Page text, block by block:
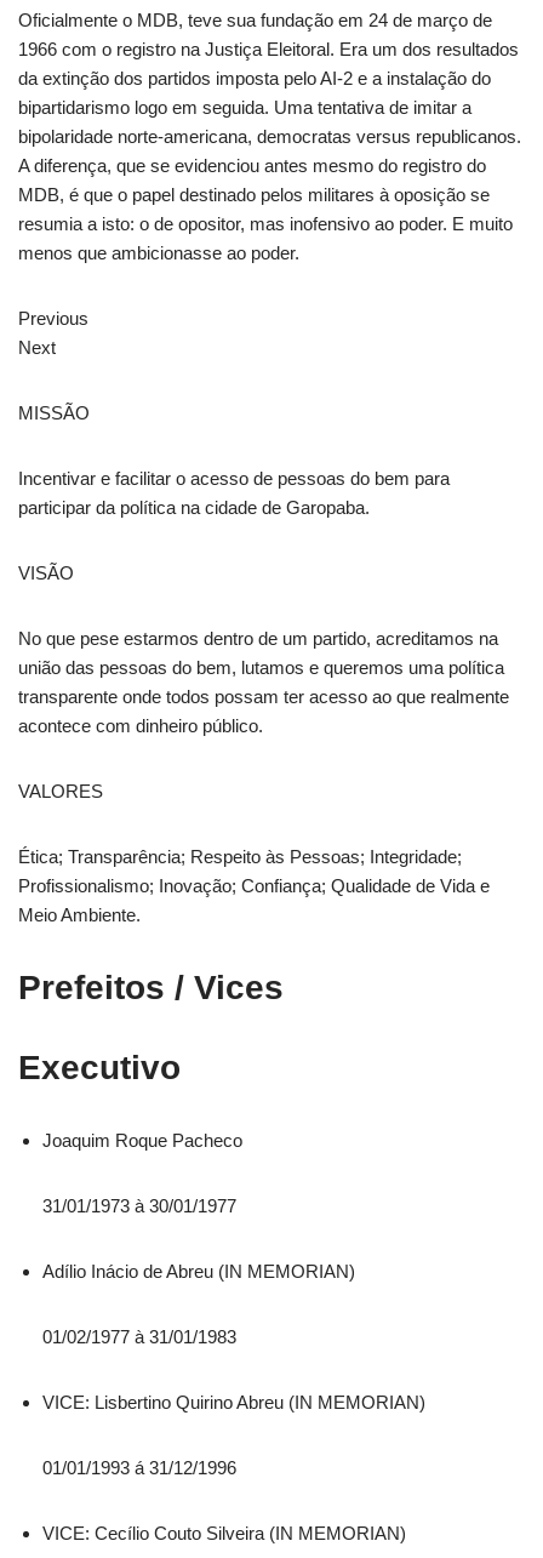
Oficialmente o MDB, teve sua fundação em 24 de março de
1966 com o registro na Justiça Eleitoral. Era um dos resultados
da extinção dos partidos imposta pelo AI-2 e a instalação do
bipartidarismo logo em seguida. Uma tentativa de imitar a
bipolaridade norte-americana, democratas versus republicanos.
A diferença, que se evidenciou antes mesmo do registro do
MDB, é que o papel destinado pelos militares à oposição se
resumia a isto: o de opositor, mas inofensivo ao poder. E muito
menos que ambicionasse ao poder.
Previous
Next
MISSÃO
Incentivar e facilitar o acesso de pessoas do bem para
participar da política na cidade de Garopaba.
VISÃO
No que pese estarmos dentro de um partido, acreditamos na
união das pessoas do bem, lutamos e queremos uma política
transparente onde todos possam ter acesso ao que realmente
acontece com dinheiro público.
VALORES
Ética; Transparência; Respeito às Pessoas; Integridade;
Profissionalismo; Inovação; Confiança; Qualidade de Vida e
Meio Ambiente.
Prefeitos / Vices
Executivo
Joaquim Roque Pacheco
31/01/1973 à 30/01/1977
Adílio Inácio de Abreu (IN MEMORIAN)
01/02/1977 à 31/01/1983
VICE: Lisbertino Quirino Abreu (IN MEMORIAN)
01/01/1993 á 31/12/1996
VICE: Cecílio Couto Silveira (IN MEMORIAN)